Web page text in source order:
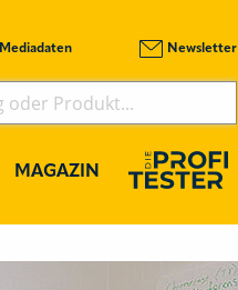
Mediadaten Newsletter
MAGAZIN